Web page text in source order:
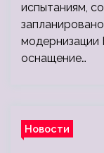
испытаниям,
модернизации
оснащение…
Новости